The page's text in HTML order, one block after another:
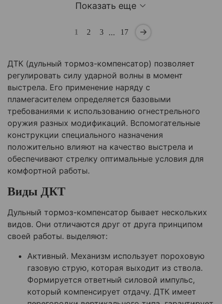
Показать еще
1 2 3 … 17
ДТК (дульный тормоз-компенсатор) позволяет
регулировать силу ударной волны в момент
выстрела. Его применение наряду с
пламегасителем определяется базовыми
требованиями к использованию огнестрельного
оружия разных модификаций. Вспомогательные
конструкции специального назначения
положительно влияют на качество выстрела и
обеспечивают стрелку оптимальные условия для
комфортной работы.
Виды ДКТ
Дульный тормоз-компенсатор бывает нескольких
видов. Они отличаются друг от друга принципом
своей работы. выделяют:
Активный. Механизм использует пороховую
газовую струю, которая выходит из ствола.
Формируется ответный силовой импульс,
который компенсирует отдачу. ДТК имеет